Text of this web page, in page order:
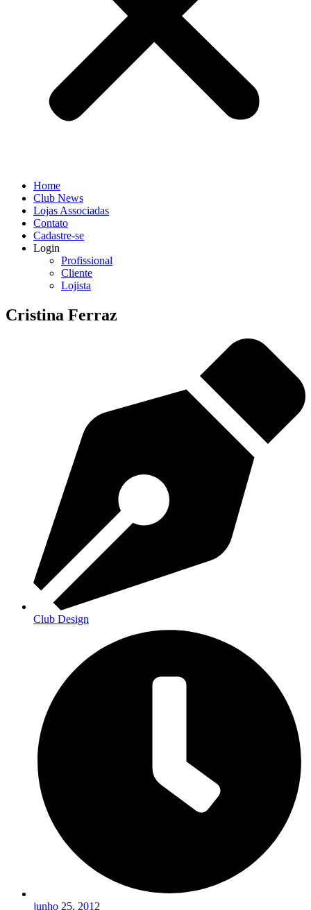
Home
Club News
Lojas Associadas
Contato
Cadastre-se
Login
Profissional
Cliente
Lojista
Cristina Ferraz
Club Design
junho 25, 2012